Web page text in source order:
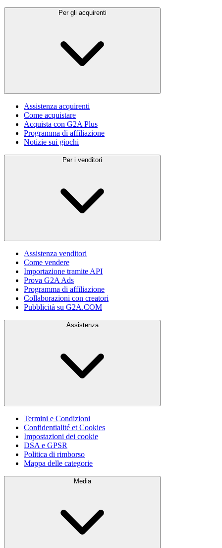
Per gli acquirenti
Assistenza acquirenti
Come acquistare
Acquista con G2A Plus
Programma di affiliazione
Notizie sui giochi
Per i venditori
Assistenza venditori
Come vendere
Importazione tramite API
Prova G2A Ads
Programma di affiliazione
Collaborazioni con creatori
Pubblicità su G2A.COM
Assistenza
Termini e Condizioni
Confidentialité et Cookies
Impostazioni dei cookie
DSA e GPSR
Politica di rimborso
Mappa delle categorie
Media